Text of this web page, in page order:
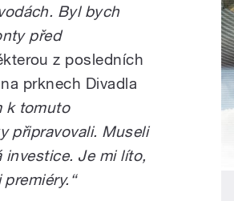
Byl bych
před
z posledních
prknech Divadla
k tomuto
připravovali. Museli
Je mi líto,